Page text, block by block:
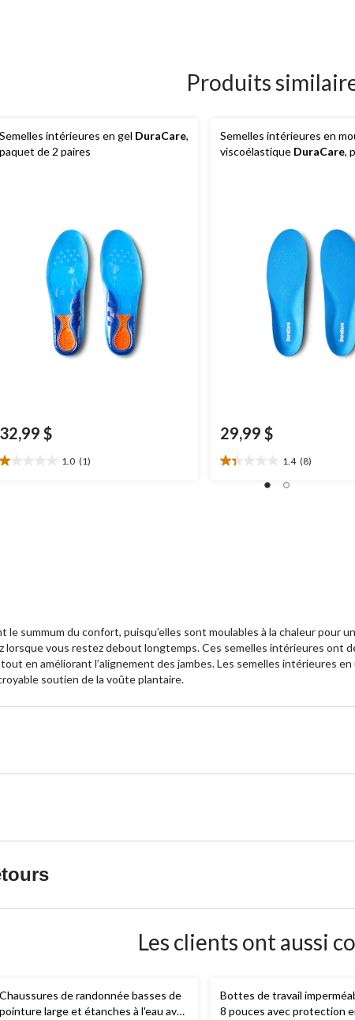
Produits
Semelles intérieures en gel DuraCare,
paquet de 2 paires
32,99 $
1.0 (1)
1.0
Semelles intérieures en
viscoélastique DuraCare,
29,99 $
1.4 (8)
1.4
summum du confort, puisqu’elles sont moulables à la chaleur
vous restez debout longtemps. Ces semelles intérieures ont
en améliorant l’alignement des jambes. Les semelles intérieures
soutien de la voûte plantaire.
Les clients ont aussi
Chaussures de randonnée basses de
pointure large et étanches à l'eau avec
Bottes de travail
8 pouces avec protection